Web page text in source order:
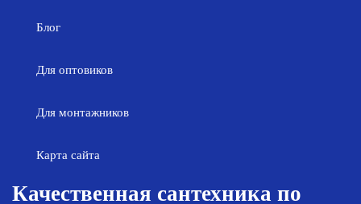
Блог
Для оптовиков
Для монтажников
Карта сайта
Качественная сантехника по